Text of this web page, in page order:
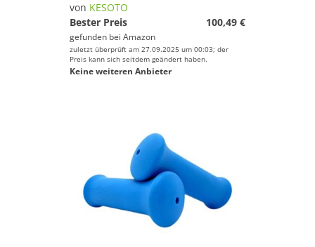
von KESOTO
Bester Preis
100,49 €
gefunden bei Amazon
zuletzt überprüft am 27.09.2025 um 00:03; der
Preis kann sich seitdem geändert haben.
Keine weiteren Anbieter